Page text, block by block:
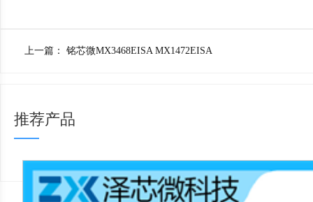
上一篇： 铭芯微MX3468EISA MX1472EISA
推荐产品